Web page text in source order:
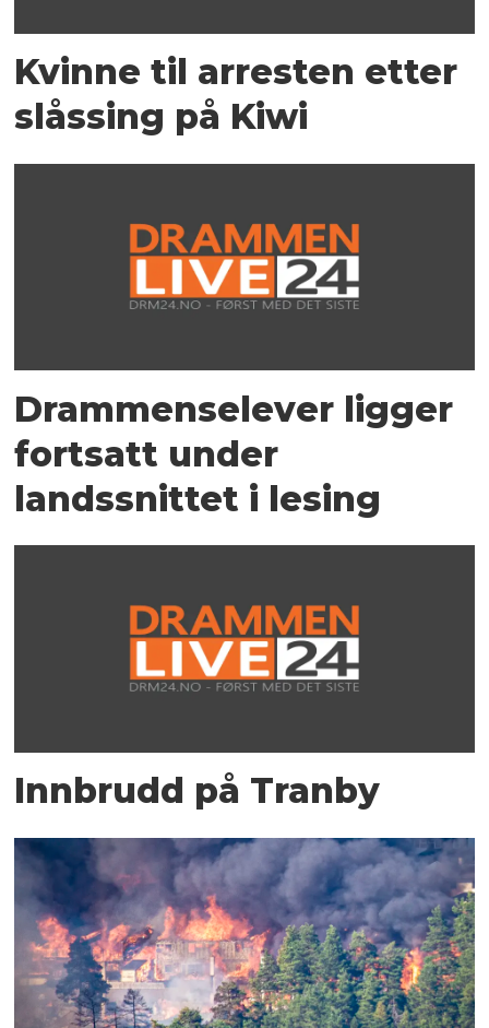
Kvinne til arresten etter
slåssing på Kiwi
Drammenselever ligger
fortsatt under
landssnittet i lesing
Innbrudd på Tranby